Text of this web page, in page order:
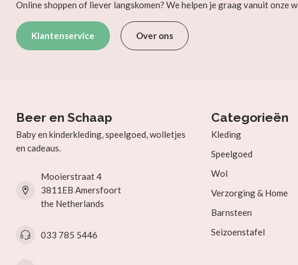
Online shoppen of liever langskomen? We helpen je graag vanuit onze
Klantenservice Over ons
Beer en Schaap
Baby en kinderkleding, speelgoed, wolletjes
en cadeaus.
Mooierstraat 4
3811EB Amersfoort
the Netherlands
033 785 5446
Categorieën
Kleding
Speelgoed
Wol
Verzorging & Home
Barnsteen
Seizoenstafel